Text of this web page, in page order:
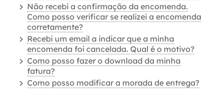
Não recebi a confirmação da encomenda.
Como posso verificar se realizei a encomenda
corretamente?
Recebi um email a indicar que a minha
encomenda foi cancelada. Qual é o motivo?
Como posso fazer o download da minha
fatura?
Como posso modificar a morada de entrega?